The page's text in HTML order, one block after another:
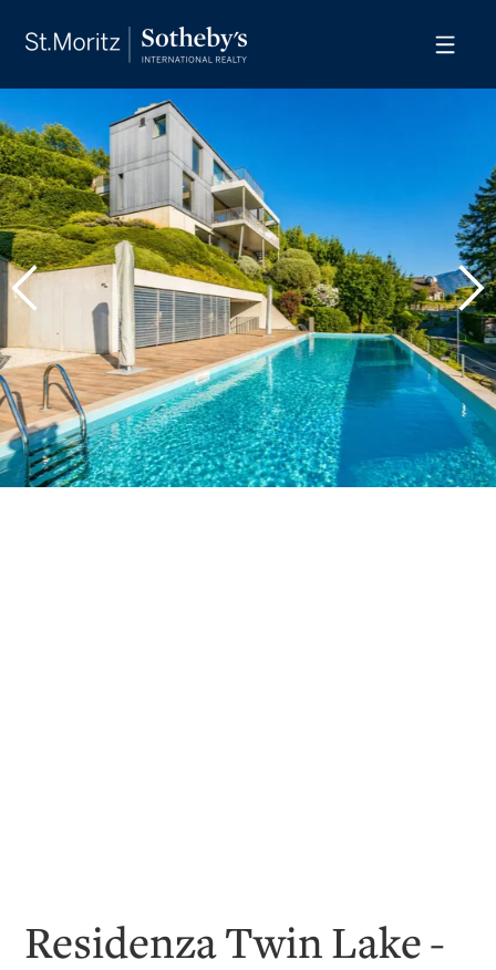
Residenza Twin Lake -